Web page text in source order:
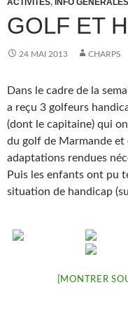
GOLF ET
24 MAI 2013 CHARPS
Dans le cadre de la
a reçu 3 golfeurs
(dont le capitaine) qui
du golf de Marmande
adaptations rendues
Puis les enfants ont pu
situation de handicap
[MONTRER